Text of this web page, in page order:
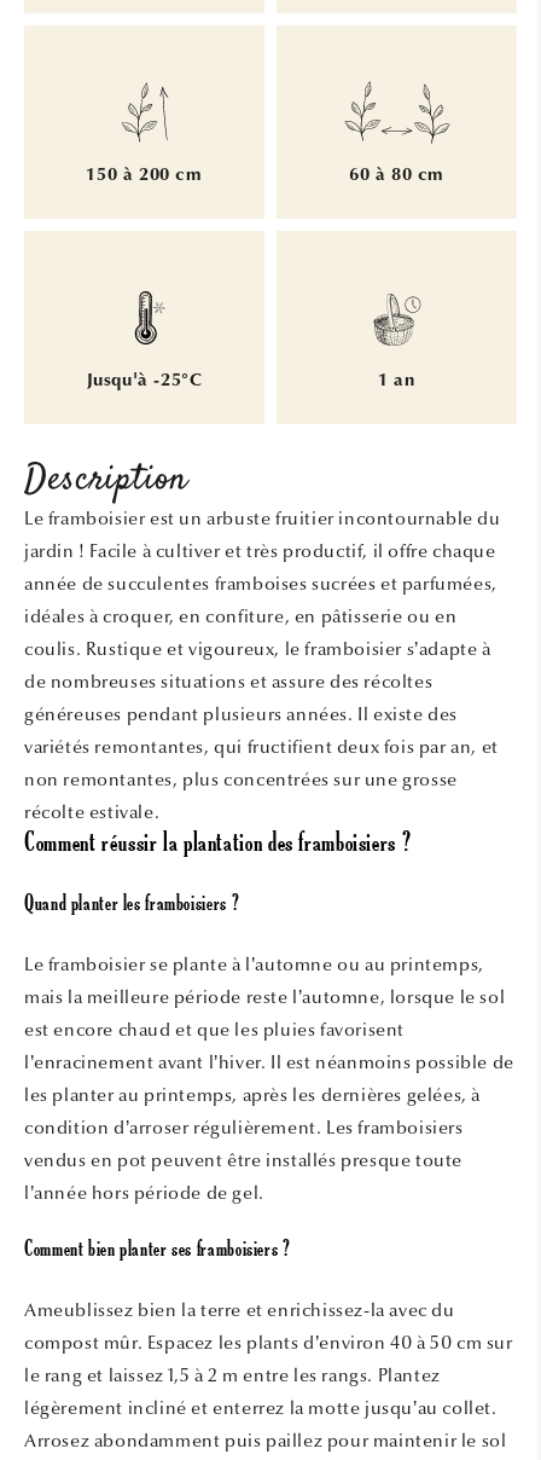
150 à 200 cm 60 à 80 cm
Jusqu'à -25°C 1 an
Description
Le framboisier est un arbuste fruitier incontournable du
jardin ! Facile à cultiver et très productif, il offre chaque
année de succulentes framboises sucrées et parfumées,
idéales à croquer, en confiture, en pâtisserie ou en
coulis. Rustique et vigoureux, le framboisier s’adapte à
de nombreuses situations et assure des récoltes
généreuses pendant plusieurs années. Il existe des
variétés remontantes, qui fructifient deux fois par an, et
non remontantes, plus concentrées sur une grosse
récolte estivale.
Comment réussir la plantation des framboisiers ?
Quand planter les framboisiers ?
Le framboisier se plante à l’automne ou au printemps,
mais la meilleure période reste l’automne, lorsque le sol
est encore chaud et que les pluies favorisent
l’enracinement avant l’hiver. Il est néanmoins possible de
les planter au printemps, après les dernières gelées, à
condition d’arroser régulièrement. Les framboisiers
vendus en pot peuvent être installés presque toute
l’année hors période de gel.
Comment bien planter ses framboisiers ?
Ameublissez bien la terre et enrichissez-la avec du
compost mûr. Espacez les plants d’environ 40 à 50 cm sur
le rang et laissez 1,5 à 2 m entre les rangs. Plantez
légèrement incliné et enterrez la motte jusqu’au collet.
Arrosez abondamment puis paillez pour maintenir le sol